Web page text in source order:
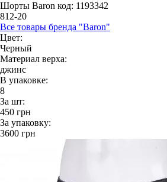
Шорты Baron код: 1193342
812-20
Все товары бренда "Baron"
Цвет:
Черный
Материал верха:
джинс
В упаковке:
8
За шт:
450 грн
За упаковку:
3600 грн